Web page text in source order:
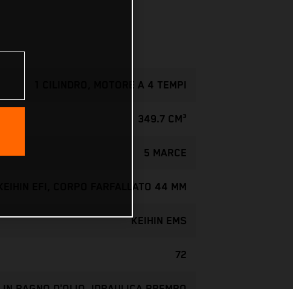
1 CILINDRO, MOTORE A 4 TEMPI
349.7 CM³
5 MARCE
KEIHIN EFI, CORPO FARFALLATO 44 MM
KEIHIN EMS
72